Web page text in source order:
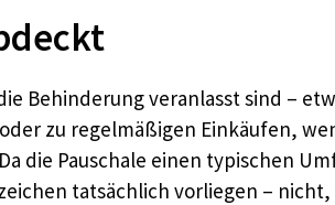
Behinderung veranlasst sind –
zu regelmäßigen Einkäufen,
die Pauschale einen typischen
tatsächlich vorliegen –